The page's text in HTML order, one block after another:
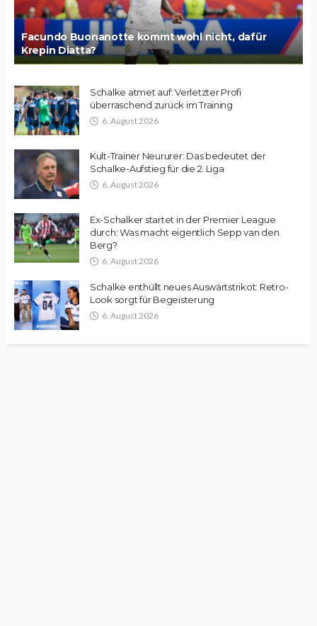
Facundo Buonanotte kommt wohl nicht, dafür
Krepin Diatta?
Schalke atmet auf: Verletzter Profi
überraschend zurück im Training
6. August 2026
Kult-Trainer Neururer: Das bedeutet der
Schalke-Aufstieg für die 2. Liga
6. August 2026
Ex-Schalker startet in der Premier League
durch: Was macht eigentlich Sepp van den
Berg?
6. August 2026
Schalke enthüllt neues Auswärtstrikot: Retro-
Look sorgt für Begeisterung
6. August 2026